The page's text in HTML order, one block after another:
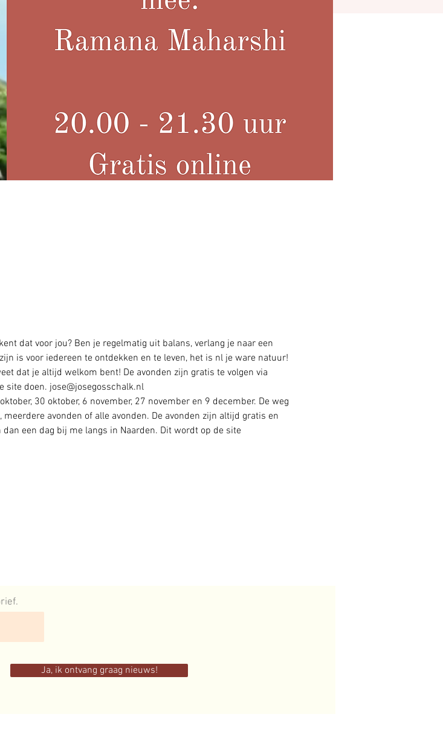
dat voor jou? Ben je regelmatig uit balans, verlang je naar een
is voor iedereen te ontdekken en te leven, het is nl je ware natuur!
dat je altijd welkom bent! De avonden zijn gratis te volgen via
site doen. jose@josegosschalk.nl
30 oktober, 6 november, 27 november en 9 december. De weg
avonden of alle avonden. De avonden zijn altijd gratis en
een dag bij me langs in Naarden. Dit wordt op de site
Ja, ik ontvang graag nieuws!